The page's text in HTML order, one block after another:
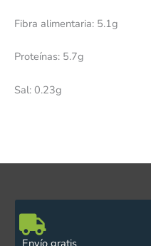
Fibra alimentaria: 5.1g
Proteínas: 5.7g
Sal: 0.23g